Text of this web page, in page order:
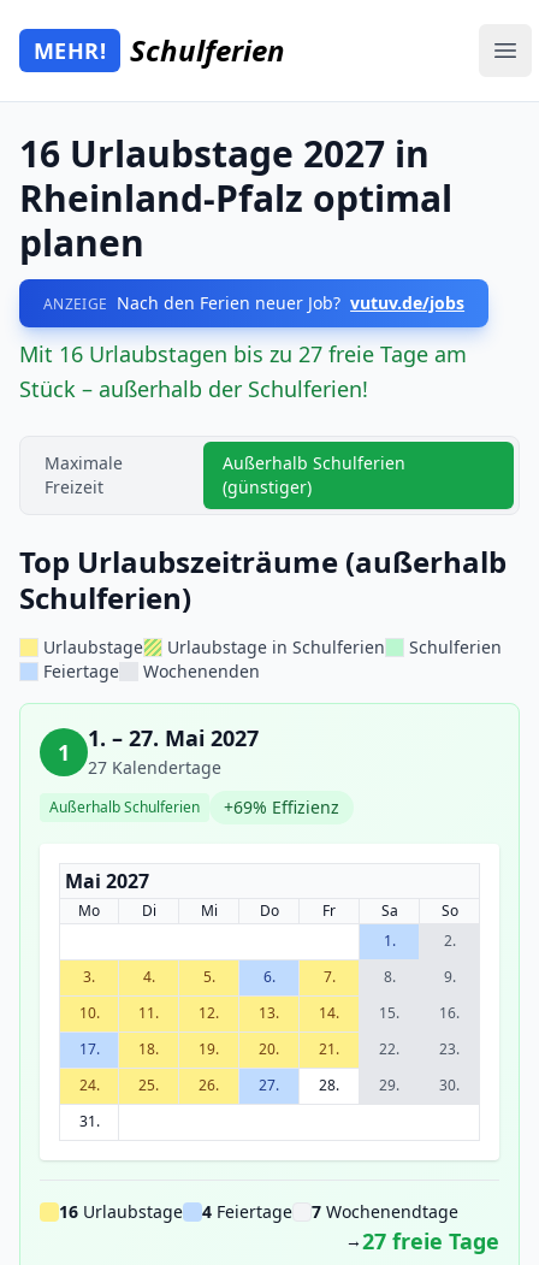
Zum Hauptinhalt springen
Mehr Schulferien
MEHR! Schulferien
16 Urlaubstage 2027 in
Rheinland-Pfalz optimal
planen
ANZEIGE Nach den Ferien neuer Job? vutuv.de/jobs
Mit 16 Urlaubstagen bis zu 27 freie Tage am
Stück – außerhalb der Schulferien!
Maximale
Freizeit
Außerhalb Schulferien
(günstiger)
Top Urlaubszeiträume (außerhalb
Schulferien)
Urlaubstage Urlaubstage in Schulferien
Schulferien
Feiertage
Wochenenden
1 1. – 27. Mai 2027
27 Kalendertage
Außerhalb Schulferien +69% Effizienz
Mai 2027
Mo Di Mi Do Fr Sa
So
1.
2.
3.
4. 5. 6. 7. 8.
9.
10.
11. 12. 13. 14. 15.
16.
17.
18. 19. 20. 21. 22.
23.
24.
25. 26. 27. 28. 29.
30.
31.
16 Urlaubstage 4 Feiertage 7 Wochenendtage
→27 freie Tage